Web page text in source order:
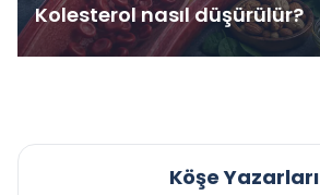
Kolesterol nasıl düşürülür?
Köşe Yazarları